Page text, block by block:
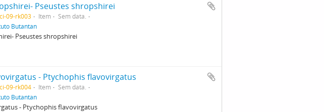
Pseustes shropshirei
09-rk003 Item
Sem data.
Butantan
Pseustes shropshirei
- Ptychophis flavovirgatus
09-rk004 Item
Sem data.
Butantan
- Ptychophis flavovirgatus